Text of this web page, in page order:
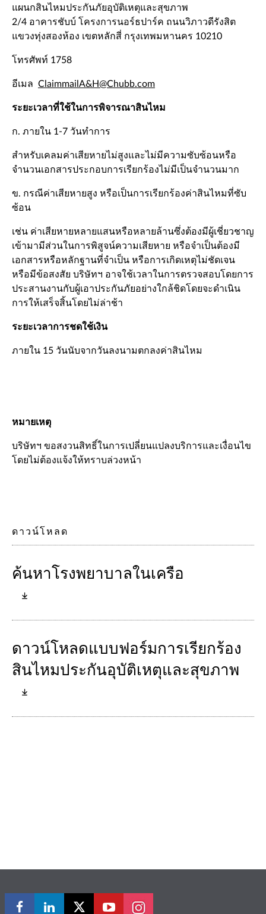
แผนกสินไหมประกันภัยอุบัติเหตุและสุขภาพ
2/4 อาคารชับบ์ โครงการนอร์ธปาร์ค ถนนวิภาวดีรังสิต
แขวงทุ่งสองห้อง เขตหลักสี่ กรุงเทพมหานคร 10210
โทรศัพท์ 1758
อีเมล ClaimmailA&H@Chubb.com
ระยะเวลาที่ใช้ในการพิจารณาสินไหม
ก. ภายใน 1-7 วันทำการ
สำหรับเคลมค่าเสียหายไม่สูงและไม่มีความซับซ้อนหรือ
จำนวนเอกสารประกอบการเรียกร้องไม่มีเป็นจำนวนมาก
ข. กรณีค่าเสียหายสูง หรือเป็นการเรียกร้องค่าสินไหมที่ซับ
ซ้อน
เช่น ค่าเสียหายหลายแสนหรือหลายล้านซึ่งต้องมีผู้เชี่ยวชาญ
เข้ามามีส่วนในการพิสูจน์ความเสียหาย หรือจำเป็นต้องมี
เอกสารหรือหลักฐานที่จำเป็น หรือการเกิดเหตุไม่ชัดเจน
หรือมีข้อสงสัย บริษัทฯ อาจใช้เวลาในการตรวจสอบโดยการ
ประสานงานกับผู้เอาประกันภัยอย่างใกล้ชิดโดยจะดำเนิน
การให้เสร็จสิ้นโดยไม่ล่าช้า
ระยะเวลาการชดใช้เงิน
ภายใน 15 วันนับจากวันลงนามตกลงค่าสินไหม
หมายเหตุ
บริษัทฯ ขอสงวนสิทธิ์ในการเปลี่ยนแปลงบริการและเงื่อนไข
โดยไม่ต้องแจ้งให้ทราบล่วงหน้า
ดาวน์โหลด
ค้นหาโรงพยาบาลในเครือ
ดาวน์โหลดแบบฟอร์มการเรียกร้อง
สินไหมประกันอุบัติเหตุและสุขภาพ